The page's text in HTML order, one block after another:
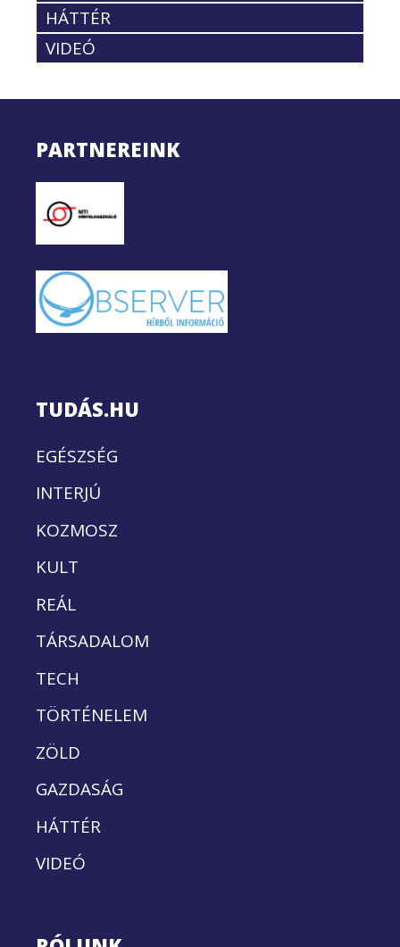
HÁTTÉR
VIDEÓ
PARTNEREINK
TUDÁS.HU
EGÉSZSÉG
INTERJÚ
KOZMOSZ
KULT
REÁL
TÁRSADALOM
TECH
TÖRTÉNELEM
ZÖLD
GAZDASÁG
HÁTTÉR
VIDEÓ